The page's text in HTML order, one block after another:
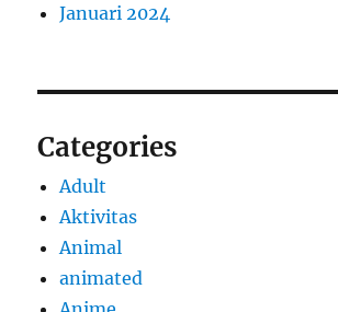
Januari 2024
Categories
Adult
Aktivitas
Animal
animated